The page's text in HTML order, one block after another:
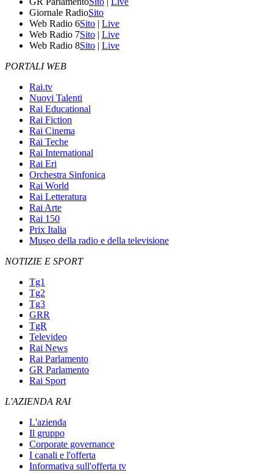
Giornale RadioSito
Web Radio 6Sito | Live
Web Radio 7Sito | Live
Web Radio 8Sito | Live
PORTALI WEB
Rai.tv
Nuovi Talenti
Rai Educational
Rai Fiction
Rai Cinema
Rai Teche
Rai International
Rai Eri
Orchestra Sinfonica
Rai World
Rai Letteratura
Rai Arte
Rai 150
Prix Italia
Museo della radio e della televisione
NOTIZIE E SPORT
Tg1
Tg2
Tg3
GRR
TgR
Televideo
Rai News
Rai Parlamento
GR Parlamento
Rai Sport
L'AZIENDA RAI
L'azienda
Il gruppo
Corporate governance
I canali e l'offerta
Informativa sull'offerta tv